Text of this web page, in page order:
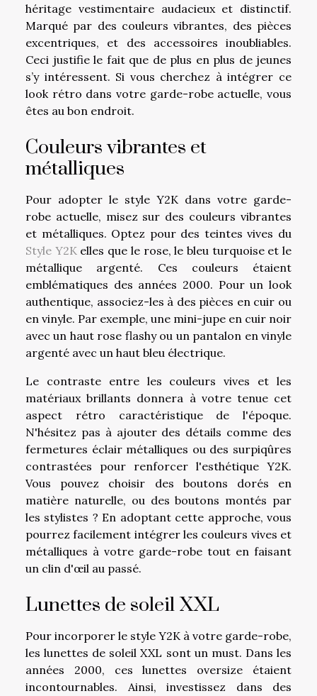
héritage vestimentaire audacieux et distinctif.
Marqué par des couleurs vibrantes, des pièces
excentriques, et des accessoires inoubliables.
Ceci justifie le fait que de plus en plus de jeunes
s’y intéressent. Si vous cherchez à intégrer ce
look rétro dans votre garde-robe actuelle, vous
êtes au bon endroit.
Couleurs vibrantes et
métalliques
Pour adopter le style Y2K dans votre garde-
robe actuelle, misez sur des couleurs vibrantes
et métalliques. Optez pour des teintes vives du
Style Y2Kelles que le rose, le bleu turquoise et le
métallique argenté. Ces couleurs étaient
emblématiques des années 2000. Pour un look
authentique, associez-les à des pièces en cuir ou
en vinyle. Par exemple, une mini-jupe en cuir noir
avec un haut rose flashy ou un pantalon en vinyle
argenté avec un haut bleu électrique.
Le contraste entre les couleurs vives et les
matériaux brillants donnera à votre tenue cet
aspect rétro caractéristique de l'époque.
N'hésitez pas à ajouter des détails comme des
fermetures éclair métalliques ou des surpiqûres
contrastées pour renforcer l'esthétique Y2K.
Vous pouvez choisir des boutons dorés en
matière naturelle, ou des boutons montés par
les stylistes ? En adoptant cette approche, vous
pourrez facilement intégrer les couleurs vives et
métalliques à votre garde-robe tout en faisant
un clin d'œil au passé.
Lunettes de soleil XXL
Pour incorporer le style Y2K à votre garde-robe,
les lunettes de soleil XXL sont un must. Dans les
années 2000, ces lunettes oversize étaient
incontournables. Ainsi, investissez dans des